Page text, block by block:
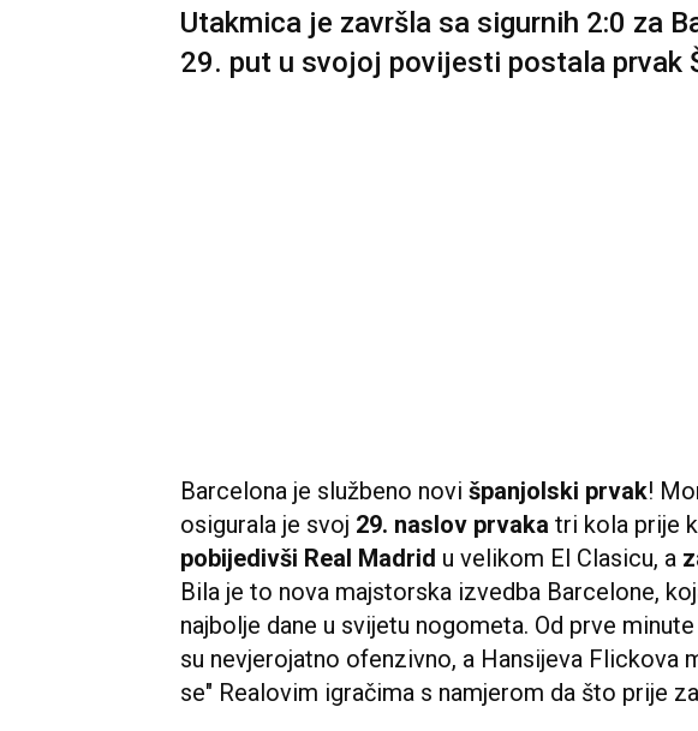
Utakmica je završla sa sigurnih 2:0 za
29. put u svojoj povijesti postala prvak
Barcelona je službeno novi španjolski prvak!
osigurala je svoj 29. naslov prvaka tri kola prije
pobijedivši Real Madrid u velikom El Clasicu, a
Bila je to nova majstorska izvedba Barcelone,
najbolje dane u svijetu nogometa. Od prve
su nevjerojatno ofenzivno, a Hansijeva Flickova
se" Realovim igračima s namjerom da što prije